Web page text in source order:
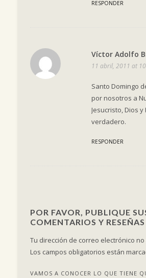
RESPONDER
Víctor Adolfo
11 abril, 2011 at
Santo Domingo
por nosotros a
Jesucristo, Dios y
verdadero.
RESPONDER
POR FAVOR, PUBLIQUE
COMENTARIOS Y RESEÑAS
Tu dirección de correo electrónico
Los campos obligatorios están
VAMOS A CONOCER LO QUE TIENE